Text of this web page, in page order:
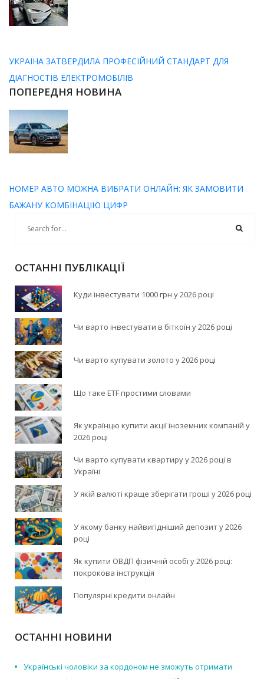
УКРАЇНА ЗАТВЕРДИЛА ПРОФЕСІЙНИЙ СТАНДАРТ ДЛЯ
ДІАГНОСТІВ ЕЛЕКТРОМОБІЛІВ
ПОПЕРЕДНЯ НОВИНА
НОМЕР АВТО МОЖНА ВИБРАТИ ОНЛАЙН: ЯК ЗАМОВИТИ
БАЖАНУ КОМБІНАЦІЮ ЦИФР
ОСТАННІ ПУБЛІКАЦІЇ
Куди інвестувати 1000 грн у 2026 році
Чи варто інвестувати в біткоїн у 2026 році
Чи варто купувати золото у 2026 році
Що таке ETF простими словами
Як українцю купити акції іноземних компаній у
2026 році
Чи варто купувати квартиру у 2026 році в
Україні
У якій валюті краще зберігати гроші у 2026 році
У якому банку найвигідніший депозит у 2026
році
Як купити ОВДП фізичній особі у 2026 році:
покрокова інструкція
Популярні кредити онлайн
ОСТАННІ НОВИНИ
Українські чоловіки за кордоном не зможуть отримати